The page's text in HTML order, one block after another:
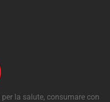
la salute, consumare con